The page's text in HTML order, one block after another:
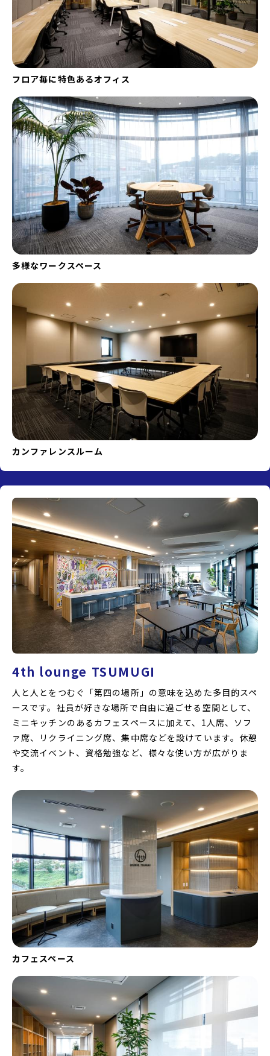
フロア毎に特色あるオフィス
多様なワークスペース
カンファレンスルーム
4th lounge TSUMUGI
人と人とをつむぐ「第四の場所」の意味を込めた多目的スペ
ースです。社員が好きな場所で自由に過ごせる空間として、
ミニキッチンのあるカフェスペースに加えて、1人席、ソフ
ァ席、リクライニング席、集中席などを設けています。休憩
や交流イベント、資格勉強など、様々な使い方が広がりま
す。
カフェスペース